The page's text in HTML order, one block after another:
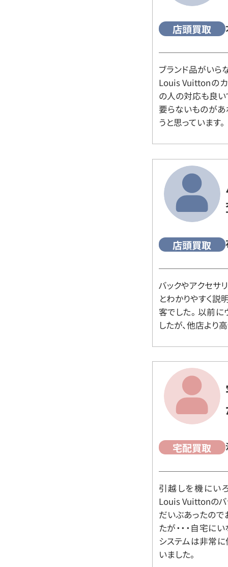
店頭買取
ブランド品がいら
Louis Vuittonの
の人の対応も良い
要らないものがあ
うと思っています。
店頭買取
バックやアクセサ
とわかりやすく説
客でした。 以前
したが、他店より
宅配買取
引越しを機にい
Louis Vuittonのバ
だいぶあったので
たが・・・自宅に
システムは非常に
いました。